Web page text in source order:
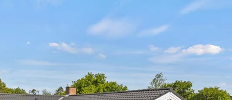
Sommerhuse for 2 personer
Sommerhuse for 4 Personer
Sommerhuse for 6 Personer
Sommerhuse for 8 Personer
Sommerhuse for 10 personer